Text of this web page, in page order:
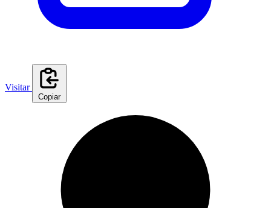
Visitar
Copiar